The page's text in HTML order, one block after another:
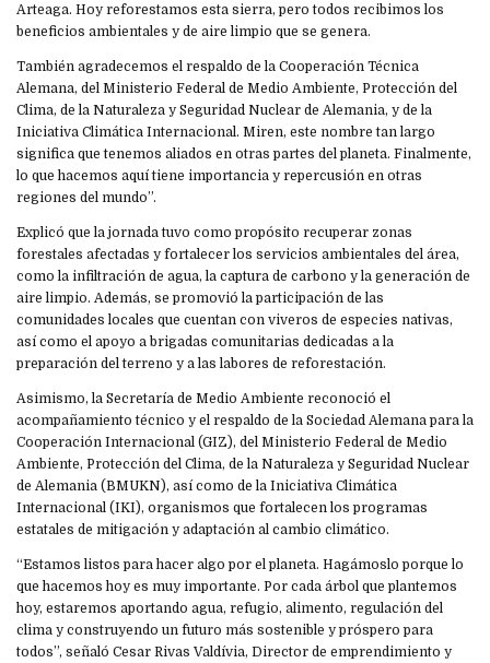
Arteaga. Hoy reforestamos esta sierra, pero todos recibimos los
beneficios ambientales y de aire limpio que se genera.
También agradecemos el respaldo de la Cooperación Técnica
Alemana, del Ministerio Federal de Medio Ambiente, Protección del
Clima, de la Naturaleza y Seguridad Nuclear de Alemania, y de la
Iniciativa Climática Internacional. Miren, este nombre tan largo
significa que tenemos aliados en otras partes del planeta. Finalmente,
lo que hacemos aquí tiene importancia y repercusión en otras
regiones del mundo”.
Explicó que la jornada tuvo como propósito recuperar zonas
forestales afectadas y fortalecer los servicios ambientales del área,
como la infiltración de agua, la captura de carbono y la generación de
aire limpio. Además, se promovió la participación de las
comunidades locales que cuentan con viveros de especies nativas,
así como el apoyo a brigadas comunitarias dedicadas a la
preparación del terreno y a las labores de reforestación.
Asimismo, la Secretaría de Medio Ambiente reconoció el
acompañamiento técnico y el respaldo de la Sociedad Alemana para la
Cooperación Internacional (GIZ), del Ministerio Federal de Medio
Ambiente, Protección del Clima, de la Naturaleza y Seguridad Nuclear
de Alemania (BMUKN), así como de la Iniciativa Climática
Internacional (IKI), organismos que fortalecen los programas
estatales de mitigación y adaptación al cambio climático.
“Estamos listos para hacer algo por el planeta. Hagámoslo porque lo
que hacemos hoy es muy importante. Por cada árbol que plantemos
hoy, estaremos aportando agua, refugio, alimento, regulación del
clima y construyendo un futuro más sostenible y próspero para
todos”, señaló Cesar Rivas Valdívia, Director de emprendimiento y